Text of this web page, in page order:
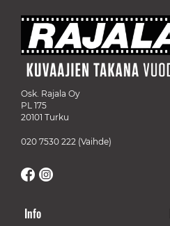
Osk. Rajala Oy
PL 175
20101 Turku
020 7530 222 (Vaihde)
Info